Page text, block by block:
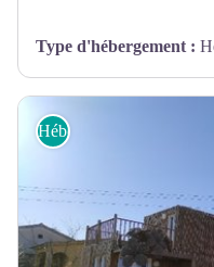
Type d'hébergement :
Hébergements